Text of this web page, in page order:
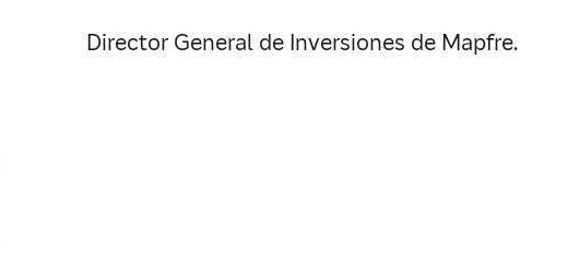
Director General de Inversiones de Mapfre.